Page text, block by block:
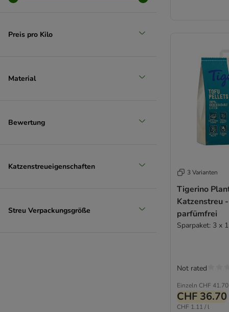
Preis pro Kilo
Material
Bewertung
Katzenstreueigenschaften
Streu Verpackungsgröße
3 Varianten
Tigerino
Katzenstreu
parfümfrei
Sparpaket: 3 x
Einzeln CHF 41.70
CHF 36.70
CHF 1.11 / l
Not rated